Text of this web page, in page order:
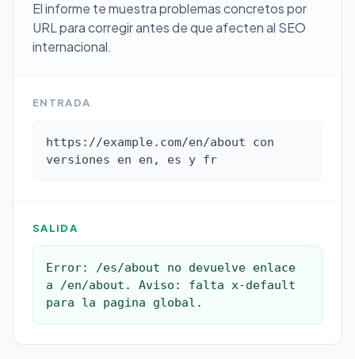
El informe te muestra problemas concretos por
URL para corregir antes de que afecten al SEO
internacional.
ENTRADA
https://example.com/en/about con
versiones en en, es y fr
SALIDA
Error: /es/about no devuelve enlace
a /en/about. Aviso: falta x-default
para la pagina global.